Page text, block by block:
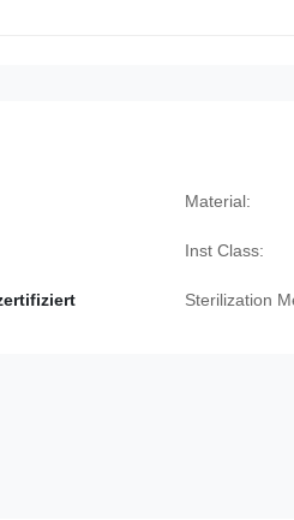
Material:
Inst Class:
Sterilization